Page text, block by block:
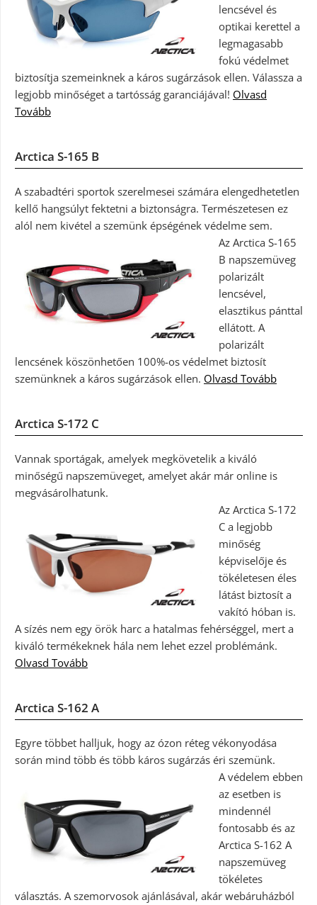
lencsével és
optikai kerettel a
legmagasabb
fokú védelmet
biztosítja szemeinknek a káros sugárzások ellen. Válassza a
legjobb minőséget a tartósság garanciájával! Olvasd
Tovább
Arctica S-165 B
A szabadtéri sportok szerelmesei számára elengedhetetlen
kellő hangsúlyt fektetni a biztonságra. Természetesen ez
alól nem kivétel a szemünk épségének védelme sem.
Az Arctica S-165
B napszemüveg
polarizált
lencsével,
elasztikus pánttal
ellátott. A
polarizált
lencsének köszönhetően 100%-os védelmet biztosít
szemünknek a káros sugárzások ellen. Olvasd Tovább
Arctica S-172 C
Vannak sportágak, amelyek megkövetelik a kiváló
minőségű napszemüveget, amelyet akár már online is
megvásárolhatunk.
Az Arctica S-172
C a legjobb
minőség
képviselője és
tökéletesen éles
látást biztosít a
vakító hóban is.
A sízés nem egy örök harc a hatalmas fehérséggel, mert a
kiváló termékeknek hála nem lehet ezzel problémánk.
Olvasd Tovább
Arctica S-162 A
Egyre többet halljuk, hogy az ózon réteg vékonyodása
során mind több és több káros sugárzás éri szemünk.
A védelem ebben
az esetben is
mindennél
fontosabb és az
Arctica S-162 A
napszemüveg
tökéletes
választás. A szemorvosok ajánlásával, akár webáruházból